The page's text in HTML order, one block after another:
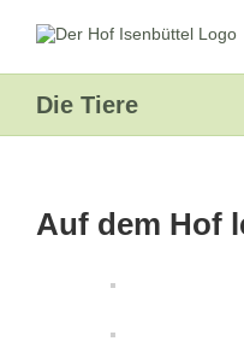
Die Tiere
Auf dem Hof